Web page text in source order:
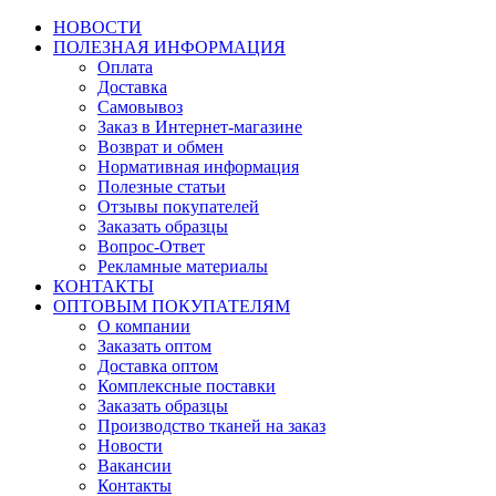
НОВОСТИ
ПОЛЕЗНАЯ ИНФОРМАЦИЯ
Оплата
Доставка
Самовывоз
Заказ в Интернет-магазине
Возврат и обмен
Нормативная информация
Полезные статьи
Отзывы покупателей
Заказать образцы
Вопрос-Ответ
Рекламные материалы
КОНТАКТЫ
ОПТОВЫМ ПОКУПАТЕЛЯМ
О компании
Заказать оптом
Доставка оптом
Комплексные поставки
Заказать образцы
Производство тканей на заказ
Новости
Вакансии
Контакты